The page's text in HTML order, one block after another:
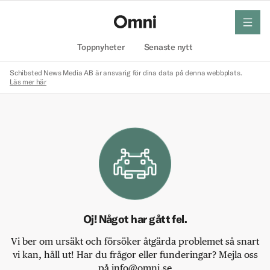
Toppnyheter Senaste nytt
meny
Schibsted News Media AB är ansvarig för dina data på denna webbplats.
Läs mer här
Oj! Något har gått fel.
Vi ber om ursäkt och försöker åtgärda problemet så snart
vi kan, håll ut! Har du frågor eller funderingar? Mejla oss